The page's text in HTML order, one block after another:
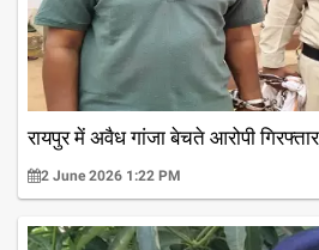
रायपुर में अवैध गांजा बेचते आरोपी
2 June 2026 1:22 PM